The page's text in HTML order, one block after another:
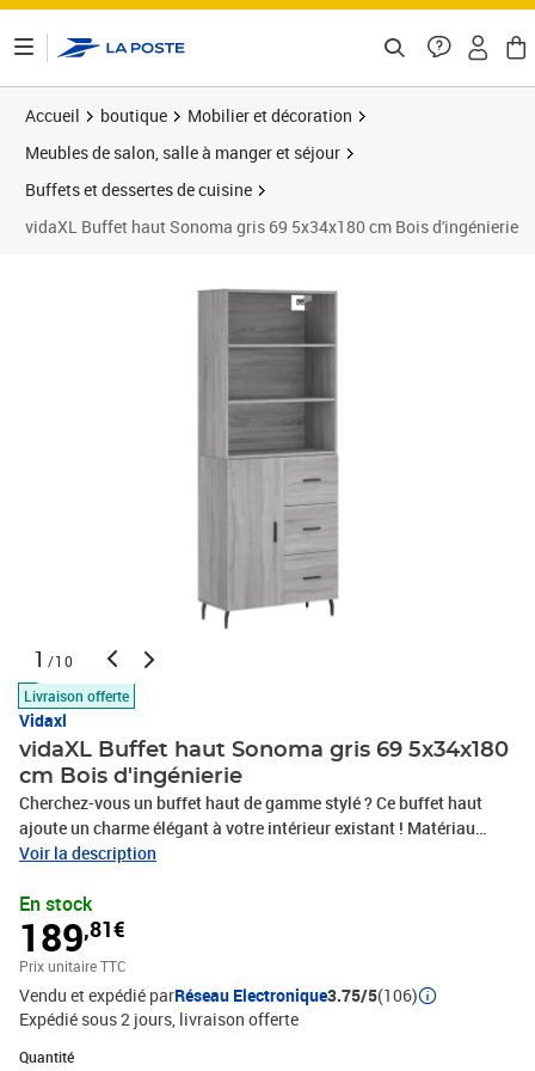
Accueil boutique
Mobilier et décoration
Meubles de salon, salle à manger et séjour
Buffets et dessertes de cuisine
vidaXL Buffet haut Sonoma gris 69 5x34x180 cm Bois d'ingénierie
1 /10
Livraison offerte
Vidaxl
vidaXL Buffet haut Sonoma gris 69 5x34x180
cm Bois d'ingénierie
Cherchez-vous un buffet haut de gamme stylé ? Ce buffet haut
ajoute un charme élégant à votre intérieur existant ! Matériau
durable : le bois d'ingénierie est d'une qualité exceptionnelle avec
résistance à l'humidité.Grand espace de rangement : l'armoire
offre un grand espace de rangement pour garder vos différents
articles essentiels quotidiens bien organisés et facilement
accessibles.Porte pratique : gardez votre espace sans
encombrement en cachant de petits articles essentiels derrière la
porte de l'armoire de rangement.Pieds en fer : les pieds en fer
ajoutent un style calme à votre intérieur tout en assurant la
Voir la description
En stock
189,81€
Prix unitaire TTC
Vendu et expédié parRéseau Electronique3.75/5(106)
Expédié sous 2 jours livraison offerte
Quantité
Quantité : 1